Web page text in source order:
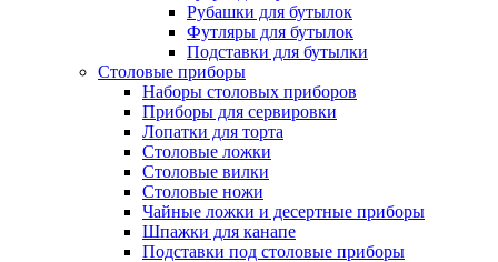
Рубашки для бутылок
Футляры для бутылок
Подставки для бутылки
Столовые приборы
Наборы столовых приборов
Приборы для сервировки
Лопатки для торта
Столовые ложки
Столовые вилки
Столовые ножи
Чайные ложки и десертные приборы
Шпажки для канапе
Подставки под столовые приборы